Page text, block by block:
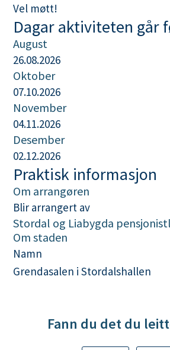
a
l
e
n
d
e
r
f
i
l
(
.
i
c
s
)
Vel møtt!
Dagar aktiviteten går
August
26.08.2026
Oktober
07.10.2026
November
04.11.2026
Desember
02.12.2026
Praktisk informasjon
Om arrangøren
Blir arrangert av
Stordal og Liabygda
Om staden
Namn
Grendasalen i Stordalshallen
Fann du det du